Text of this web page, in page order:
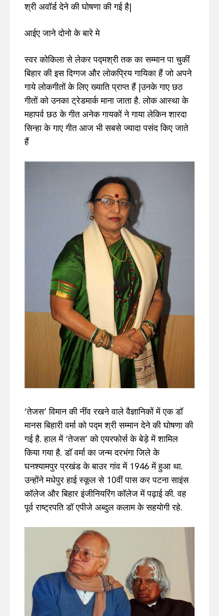
श्री अवॉर्ड देने की घोषणा की गई है|
आईए जाने दोनो के बारे मे
स्वर कोकिला से लेकर पद्मश्री तक का सम्मान पा चुकीं
बिहार की इस दिग्गज और लोकप्रिय गायिका हैं जो अपने
गाये लोकगीतों के लिए ख्याति प्राप्त हैं |उनके गाए छठ
गीतों को उनका ट्रेडमार्क माना जाता है. लोक आस्था के
महापर्व छठ के गीत अनेक गायकों ने गाया लेकिन शारदा
सिन्हा के गाए गीत आज भी सबसे ज्यादा पसंद किए जाते
हैं
‘तेजस’ विमान की नींव रखने वाले वैज्ञानिकों में एक डॉ
मानस बिहारी वर्मा को पद्म श्री सम्मान देने की घोषणा की
गई है. हाल में ‘तेजस’ को एयरफोर्स के बेड़े में शामिल
किया गया है. डॉ वर्मा का जन्म दरभंगा जिले के
घनश्यामपुर प्रखंड के बाउर गांव में 1946 में हुआ था.
उन्होंने मधेपुर हाई स्कूल से 10वीं पास कर पटना साइंस
कॉलेज और बिहार इंजीनियरिंग कॉलेज में पढ़ाई की. वह
पूर्व राष्ट्रपति डॉ एपीजे अब्दुल कलाम के सहयोगी रहे.